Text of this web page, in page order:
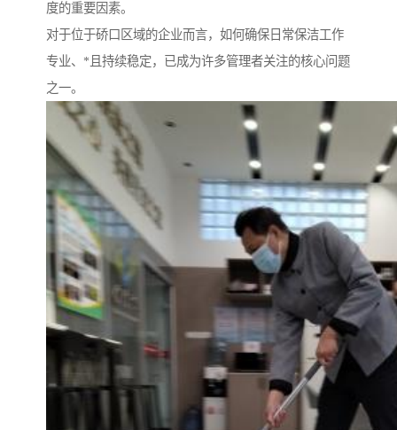
度的重要因素。
对于位于硚口区域的企业而言，如何确保日常保洁工作
专业、*且持续稳定，已成为许多管理者关注的核心问题
之一。